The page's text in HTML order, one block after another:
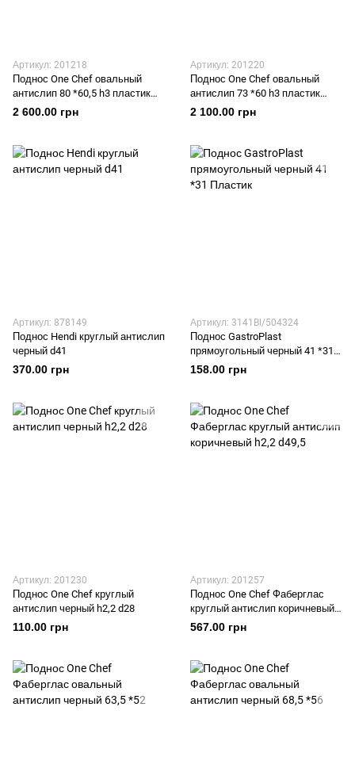
Артикул: 201218
Поднос One Chef овальный
антислип 80 *60,5 h3 пластик
АБС
2 600.00 грн
Артикул: 201220
Поднос One Chef овальный
антислип 73 *60 h3 пластик
АБС
2 100.00 грн
Артикул: 878149
Поднос Hendi круглый антислип
черный d41
370.00 грн
Артикул: 3141Bl/504324
Поднос GastroPlast
прямоугольный черный 41 *31
Пластик
158.00 грн
Артикул: 201230
Поднос One Chef круглый
антислип черный h2,2 d28
110.00 грн
Артикул: 201257
Поднос One Chef Фаберглас
круглый антислип коричневый
h2,2 d49,5
567.00 грн